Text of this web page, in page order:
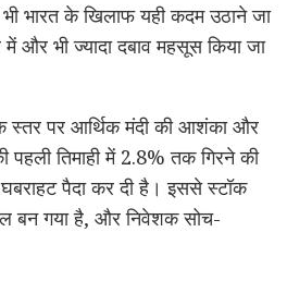
भारत के खिलाफ यही कदम उठाने जा
भी ज्यादा दबाव महसूस किया जा
स्तर पर आर्थिक मंदी की आशंका और
तिमाही में 2.8% तक गिरने की
पैदा कर दी है। इससे स्टॉक
बन गया है, और निवेशक सोच-